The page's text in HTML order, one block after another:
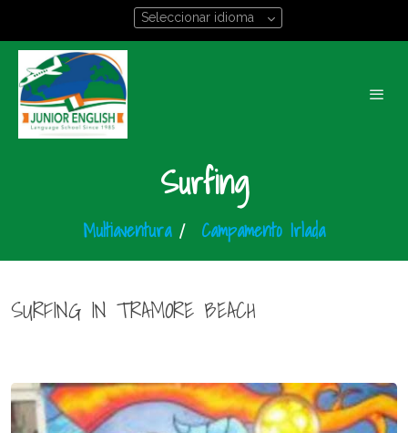
Seleccionar idioma
Surfing
Multiaventura / Campamento Irlada
SURFING IN TRAMORE BEACH